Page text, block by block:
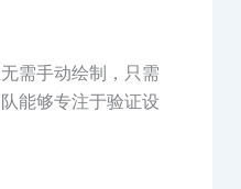
需手动绘制，只需
能够专注于验证设